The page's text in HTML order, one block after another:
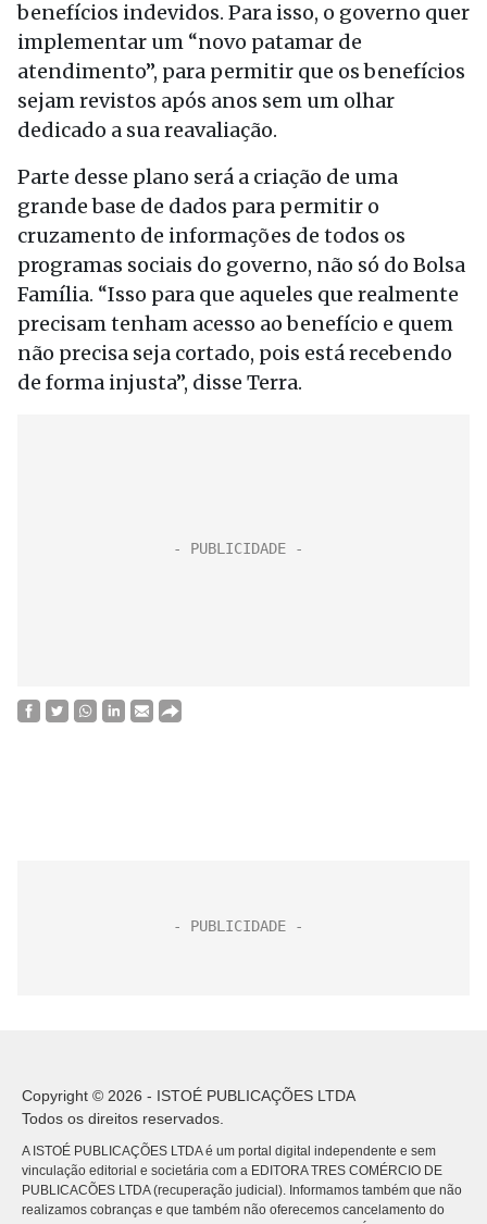
benefícios indevidos. Para isso, o governo quer
implementar um “novo patamar de
atendimento”, para permitir que os benefícios
sejam revistos após anos sem um olhar
dedicado a sua reavaliação.
Parte desse plano será a criação de uma
grande base de dados para permitir o
cruzamento de informações de todos os
programas sociais do governo, não só do Bolsa
Família. “Isso para que aqueles que realmente
precisam tenham acesso ao benefício e quem
não precisa seja cortado, pois está recebendo
de forma injusta”, disse Terra.
Copyright © 2026 - ISTOÉ PUBLICAÇÕES LTDA
Todos os direitos reservados.
A ISTOÉ PUBLICAÇÕES LTDA é um portal digital independente e sem
vinculação editorial e societária com a EDITORA TRES COMÉRCIO DE
PUBLICACÕES LTDA (recuperação judicial). Informamos também que não
realizamos cobranças e que também não oferecemos cancelamento do